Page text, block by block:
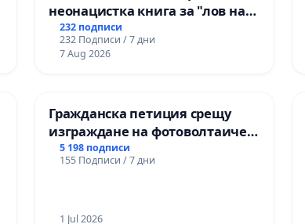
неонацистка книга за "лов на
педофили" с участието на деца
232 подписи
232 Подписи / 7 дни
7 Aug 2026
Гражданска петиция срещу
изграждане на фотоволтаичен
парк в с.Прибой, общ. Радомир
5 198 подписи
155 Подписи / 7 дни
1 Jul 2026